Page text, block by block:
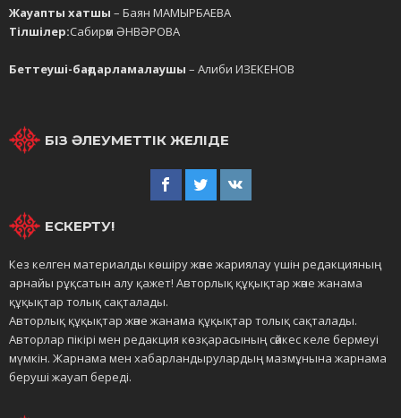
Жауапты хатшы – Баян МАМЫРБАЕВА
Тілшілер:Сабирәм ӘНВӘРОВА
Беттеуші-бағдарламалаушы – Алиби ИЗЕКЕНОВ
БІЗ ӘЛЕУМЕТТІК ЖЕЛІДЕ
ЕСКЕРТУ!
Кез келген материалды көшіру және жариялау үшін редакцияның
арнайы рұқсатын алу қажет! Авторлық құқықтар және жанама
құқықтар толық сақталады.
Авторлық құқықтар және жанама құқықтар толық сақталады.
Авторлар пікірі мен редакция көзқарасының сәйкес келе бермеуі
мүмкін. Жарнама мен хабарландырулардың мазмұнына жарнама
беруші жауап береді.